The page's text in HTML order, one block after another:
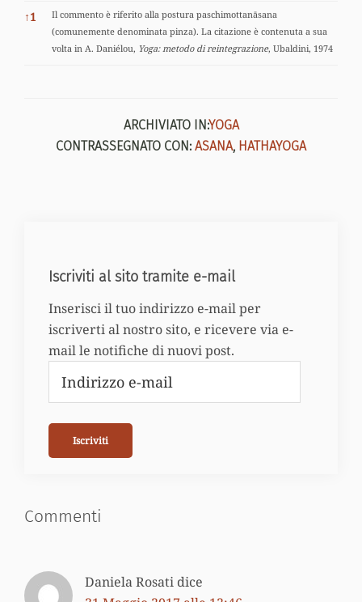
Note
↑1
Il commento è riferito alla postura paschimottanāsana
(comunemente denominata pinza). La citazione è contenuta a sua
volta in A. Daniélou, Yoga: metodo di reintegrazione, Ubaldini, 1974
ARCHIVIATO IN:YOGA
CONTRASSEGNATO CON: ASANA, HATHAYOGA
Iscriviti al sito tramite e-mail
Inserisci il tuo indirizzo e-mail per
iscriverti al nostro sito, e ricevere via e-
mail le notifiche di nuovi post.
Iscriviti
del
Commenti
Daniela Rosati dice